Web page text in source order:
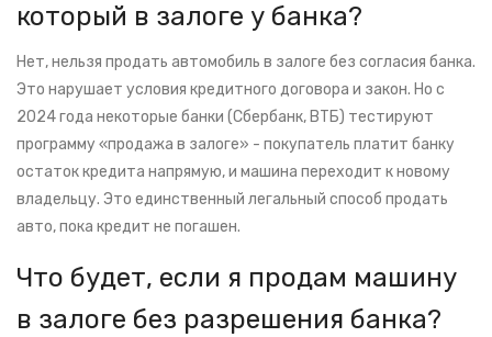
который в залоге у банка?
Нет, нельзя продать автомобиль в залоге без согласия банка.
Это нарушает условия кредитного договора и закон. Но с
2024 года некоторые банки (Сбербанк, ВТБ) тестируют
программу «продажа в залоге» - покупатель платит банку
остаток кредита напрямую, и машина переходит к новому
владельцу. Это единственный легальный способ продать
авто, пока кредит не погашен.
Что будет, если я продам машину
в залоге без разрешения банка?